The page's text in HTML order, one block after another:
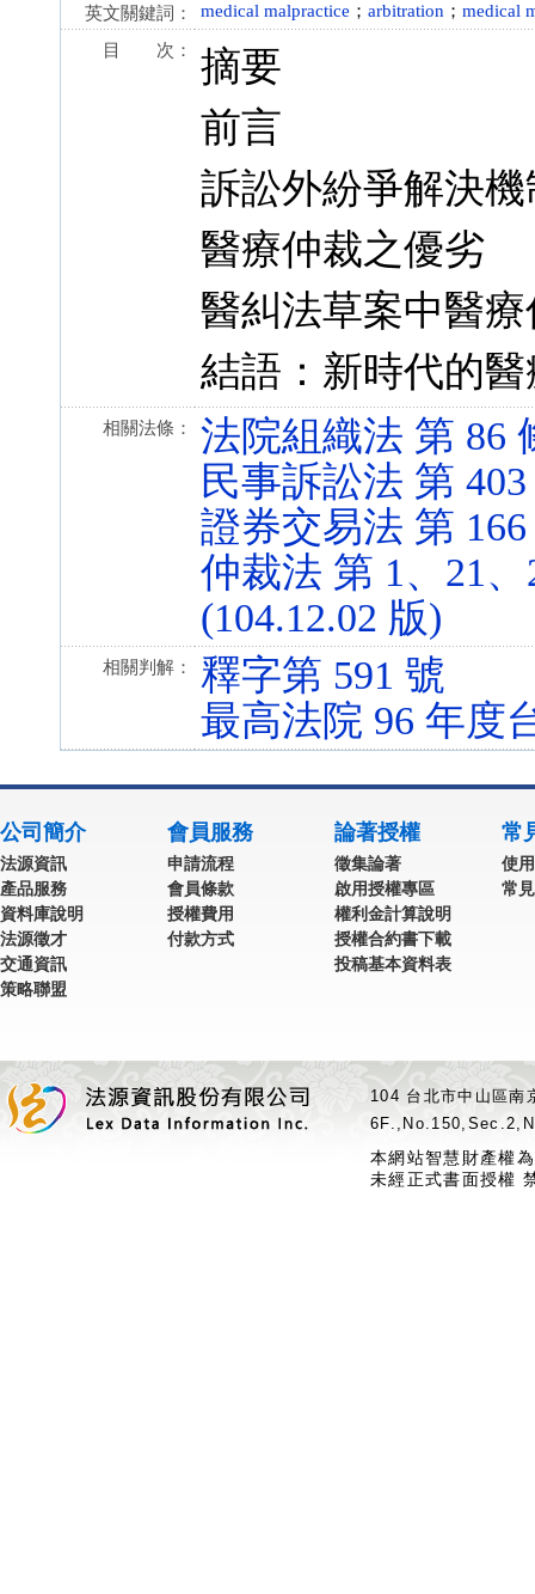
英文關鍵詞： medical malpractice ； arbitration ； medical
目 次：
摘要
前言
訴訟外紛爭解決
醫療仲裁之優劣
醫糾法草案中醫
結語：新時代的
相關法條：
法院組織法 第 86
民事訴訟法 第
證券交易法 第
仲裁法 第 1、21
(104.12.02 版)
相關判解：
釋字第 591 號
最高法院 96 年度
公司簡介
法源資訊
產品服務
資料庫說明
法源徵才
交通資訊
策略聯盟
會員服務
申請流程
會員條款
授權費用
付款方式
論著授權
徵集論著
啟用授權專區
權利金計算說明
授權合約書下載
投稿基本資料表
常
使
常
104 台北市中山區
本網站智慧財產權
未經正式書面授權